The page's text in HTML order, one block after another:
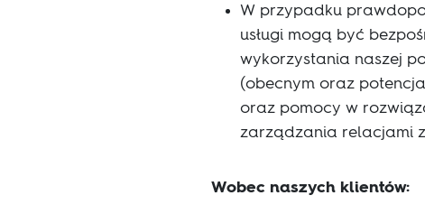
W przypadku
usługi mogą być
wykorzystania naszej
(obecnym oraz
oraz pomocy w
zarządzania relacjami
Wobec naszych klientów: